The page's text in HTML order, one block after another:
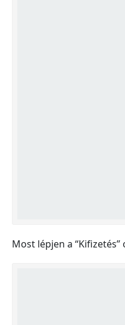
Most lépjen a